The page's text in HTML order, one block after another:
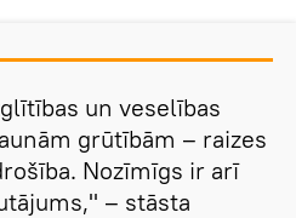
un veselības
grūtībām – raizes
Nozīmīgs ir arī
– stāsta